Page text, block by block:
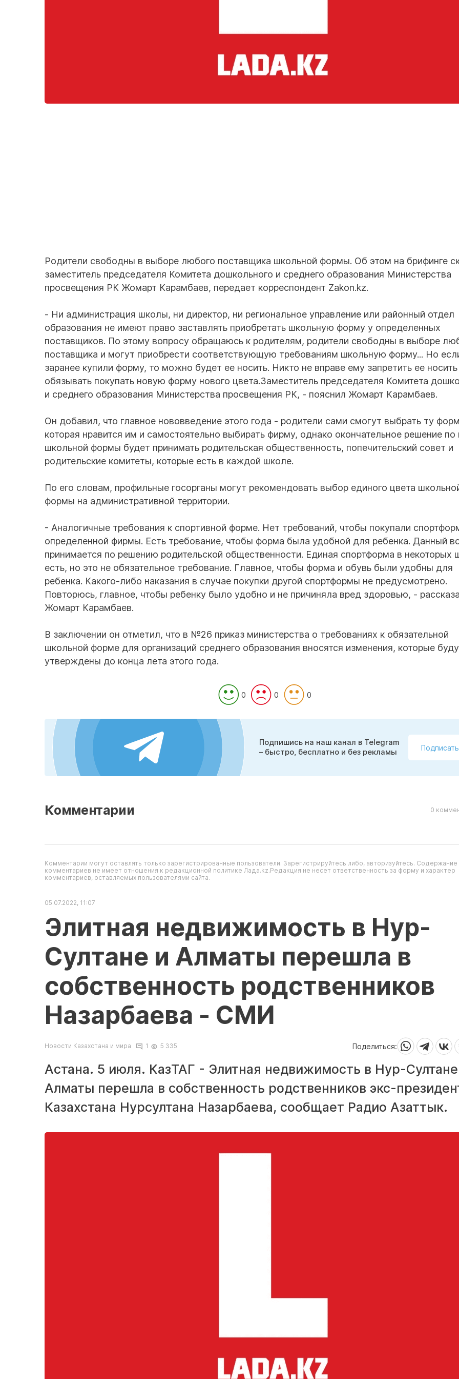
Родители свободны в выборе любого поставщика школьной формы. Об этом на брифинге
заместитель председателя Комитета дошкольного и среднего образования Министерства
просвещения РК Жомарт Карамбаев, передает корреспондент Zakon.kz.
- Ни администрация школы, ни директор, ни региональное управление или районный отдел
образования не имеют право заставлять приобретать школьную форму у определенных
поставщиков. По этому вопросу обращаюсь к родителям, родители свободны в выборе
поставщика и могут приобрести соответствующую требованиям школьную форму... Но
заранее купили форму, то можно будет ее носить. Никто не вправе ему запретить ее носить
обязывать покупать новую форму нового цвета.Заместитель председателя Комитета
и среднего образования Министерства просвещения РК, - пояснил Жомарт Карамбаев.
Он добавил, что главное нововведение этого года - родители сами смогут выбрать ту
которая нравится им и самостоятельно выбирать фирму, однако окончательное решение по
школьной формы будет принимать родительская общественность, попечительский совет и
родительские комитеты, которые есть в каждой школе.
По его словам, профильные госорганы могут рекомендовать выбор единого цвета
формы на административной территории.
- Аналогичные требования к спортивной форме. Нет требований, чтобы покупали
определенной фирмы. Есть требование, чтобы форма была удобной для ребенка. Данный
принимается по решению родительской общественности. Единая спортформа в некоторых
есть, но это не обязательное требование. Главное, чтобы форма и обувь были удобны для
ребенка. Какого-либо наказания в случае покупки другой спортформы не предусмотрено.
Повторюсь, главное, чтобы ребенку было удобно и не причиняла вред здоровью, -
Жомарт Карамбаев.
В заключении он отметил, что в №26 приказ министерства о требованиях к обязательной
школьной форме для организаций среднего образования вносятся изменения, которые
утверждены до конца лета этого года.
0 0 0
Подпишись на наш канал в Telegram
– быстро, бесплатно и без рекламы
Комментарии 0
Комментарии могут оставлять только зарегистрированные пользователи. Зарегистрируйтесь либо, авторизуйтесь. Содержание
комментариев не имеет отношения к редакционной политике Лада.kz.Редакция не несет ответственность за форму и характер
комментариев, оставляемых пользователями сайта.
05.07.2022, 11:07
Элитная недвижимость в Нур-
Султане и Алматы перешла в
собственность родственников
Назарбаева - СМИ
Новости Казахстана и мира 1 5 335 Поделиться:
Астана. 5 июля. КазТАГ - Элитная недвижимость в Нур-
Алматы перешла в собственность родственников экс-
Казахстана Нурсултана Назарбаева, сообщает Радио Азаттык.